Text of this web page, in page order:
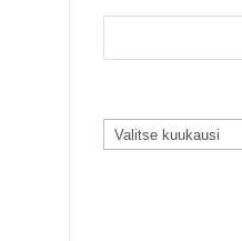
Arkistot